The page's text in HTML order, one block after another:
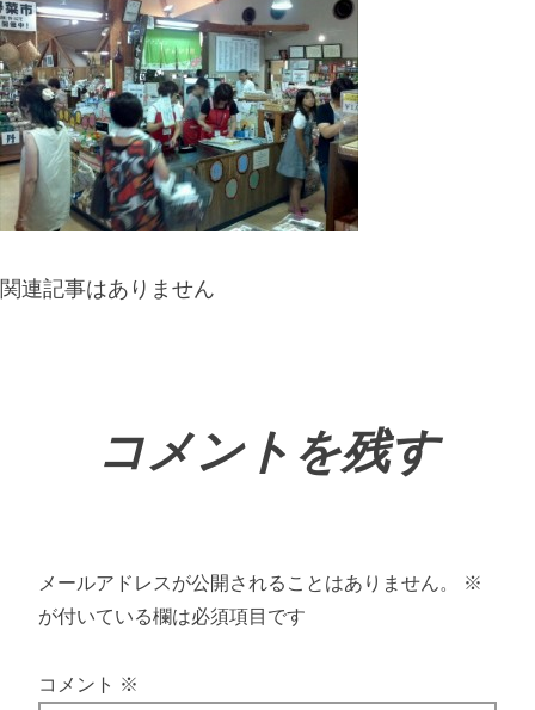
関連記事はありません
コメントを残す
メールアドレスが公開されることはありません。
※
が付いている欄は必須項目です
コメント ※